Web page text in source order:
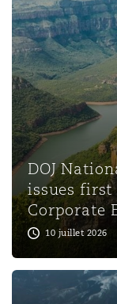
DOJ
issues
Corporate
10 juillet 2026